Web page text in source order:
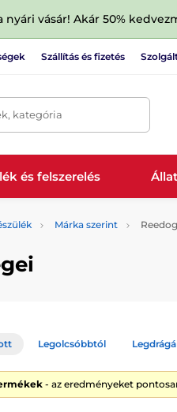
nyári vásár! Akár 50%
Szállítás és fizetés
kategória
és felszerelés
Márka szerint
Legolcsóbbtól
- az eredményeket